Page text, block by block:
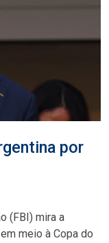
por
(FBI) mira a
meio à Copa do